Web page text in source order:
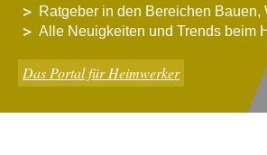
Ratgeber in den Bereichen
Alle Neuigkeiten und Trends beim
Das Portal für Heimwerker